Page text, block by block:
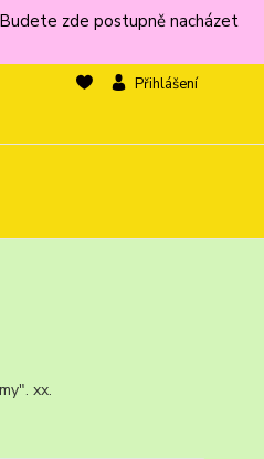
zde postupně nacházet
Přihlášení
"Uniformy". xx.